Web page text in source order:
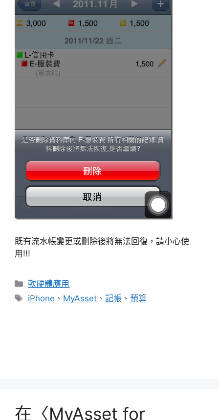
既有流水帳變更或刪除後將無法回復，請小心使
用!!!
分
類
軟硬體應用
標
iPhone 、 MyAsset 、記帳 、預算
在〈MyAsset for